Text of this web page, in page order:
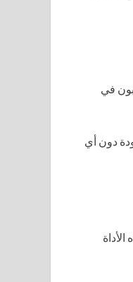
في
دون أي